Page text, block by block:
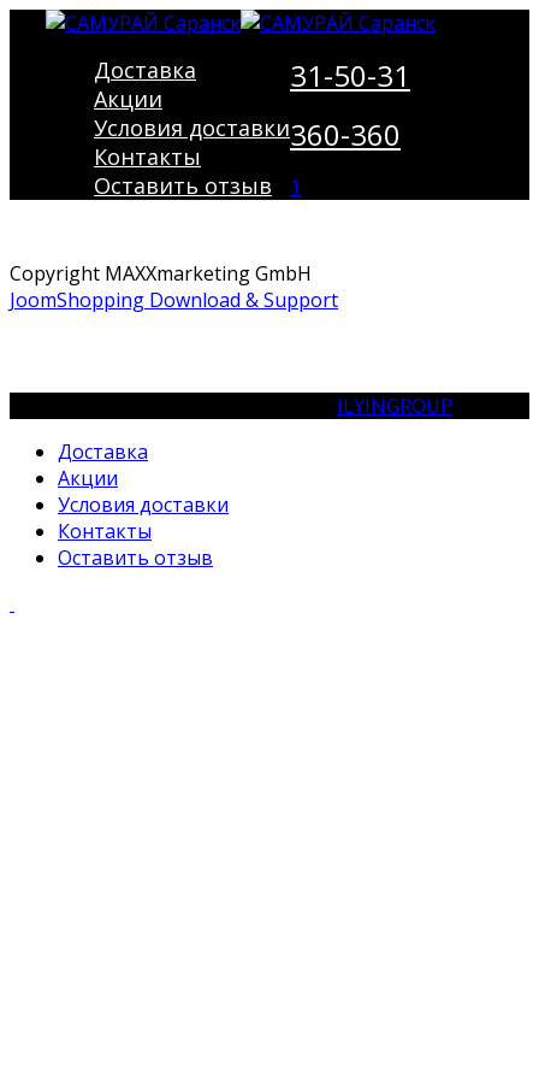
Доставка
Акции
Условия доставки
Контакты
Оставить отзыв
31-50-31
360-360
1
Copyright MAXXmarketing GmbH
JoomShopping Download & Support
ILYINGROUP
Доставка
Акции
Условия доставки
Контакты
Оставить отзыв